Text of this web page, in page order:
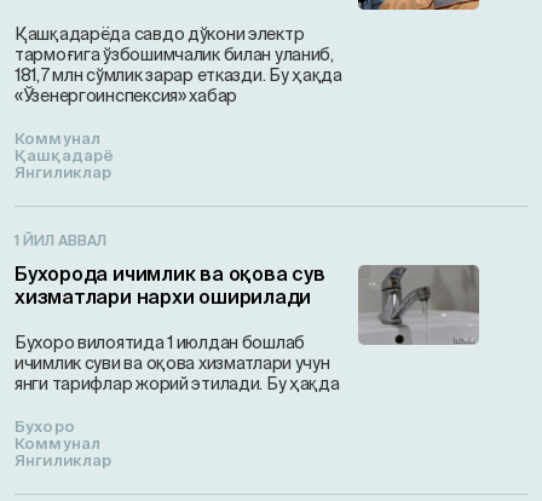
Қашқадарёда савдо дўкони электр
тармоғига ўзбошимчалик билан уланиб,
181,7 млн сўмлик зарар етказди. Бу ҳақда
«Ўзенергоинспексия» хабар
Коммунал
Қашқадарё
Янгиликлар
1 ЙИЛ АВВАЛ
Бухорода ичимлик ва оқова сув
хизматлари нархи оширилади
Бухоро вилоятида 1 июлдан бошлаб
ичимлик суви ва оқова хизматлари учун
янги тарифлар жорий этилади. Бу ҳақда
Бухоро
Коммунал
Янгиликлар